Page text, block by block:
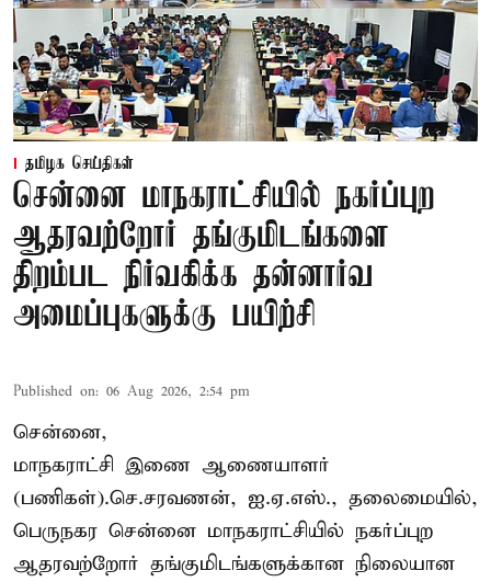
தமிழக செய்திகள்
சென்னை மாநகராட்சியில் நகர்ப்புற
ஆதரவற்றோர் தங்குமிடங்களை
திறம்பட நிர்வகிக்க தன்னார்வ
அமைப்புகளுக்கு பயிற்சி
Published on: 06 Aug 2026, 2:54 pm
சென்னை,
மாநகராட்சி இணை ஆணையாளர்
(பணிகள்).செ.சரவணன், ஐ.ஏ.எஸ்., தலைமையில்,
பெருநகர சென்னை மாநகராட்சியில் நகர்ப்புற
ஆதரவற்றோர் தங்குமிடங்களுக்கான நிலையான